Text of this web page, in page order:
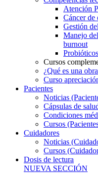
Atención
Cáncer de
Gestión
Manejo
burnout
Cursos
¿Qué es una
Curso
Pacientes
Noticias
Cápsulas de
Condiciones
Cursos
Cuidadores
Noticias
Cursos
Dosis de lectura
NUEVA SECCIÓN